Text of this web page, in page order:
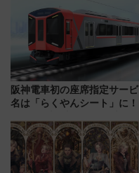
阪神電車初の座席指定サー
名は「らくやんシート」に
を快適移動